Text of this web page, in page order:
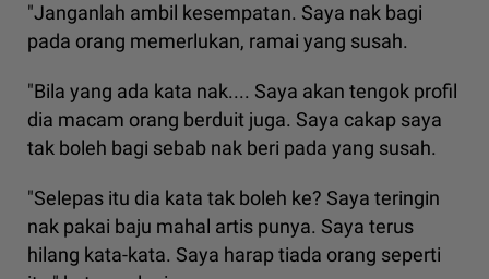
"Janganlah ambil kesempatan. Saya nak bagi
pada orang memerlukan, ramai yang susah.
"Bila yang ada kata nak.... Saya akan tengok profil
dia macam orang berduit juga. Saya cakap saya
tak boleh bagi sebab nak beri pada yang susah.
"Selepas itu dia kata tak boleh ke? Saya teringin
nak pakai baju mahal artis punya. Saya terus
hilang kata-kata. Saya harap tiada orang seperti